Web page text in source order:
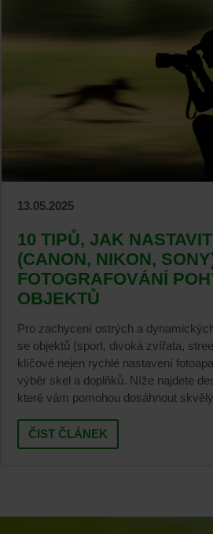
13.05.2025
10 TIPŮ, JAK
(CANON, NIKON,
FOTOGRAFOVÁNÍ
OBJEKTŮ
Pro zachycení ostrých a
se objektů (sport, divoká zvířata,
klíčové nejen rychlé nastavení
výběr skel a doplňků. Níže najdete
které vám pomohou dosáhnout
ČIST ČLÁNEK